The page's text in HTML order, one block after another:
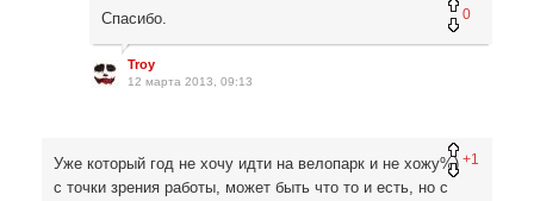
0
Спасибо.
Troy
12 марта 2013, 09:13
+1
Уже который год не хочу идти на велопарк и не хожу%)
с точки зрения работы, может быть что то и есть, но с